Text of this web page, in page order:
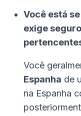
Você está
exige
Você
Espanha de
na Espanha